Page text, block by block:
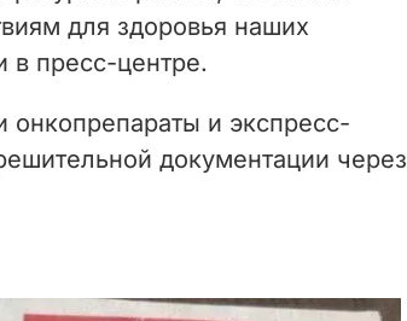
e
o
для здоровья наших
в пресс-центре.
онкопрепараты и экспресс-
документации через